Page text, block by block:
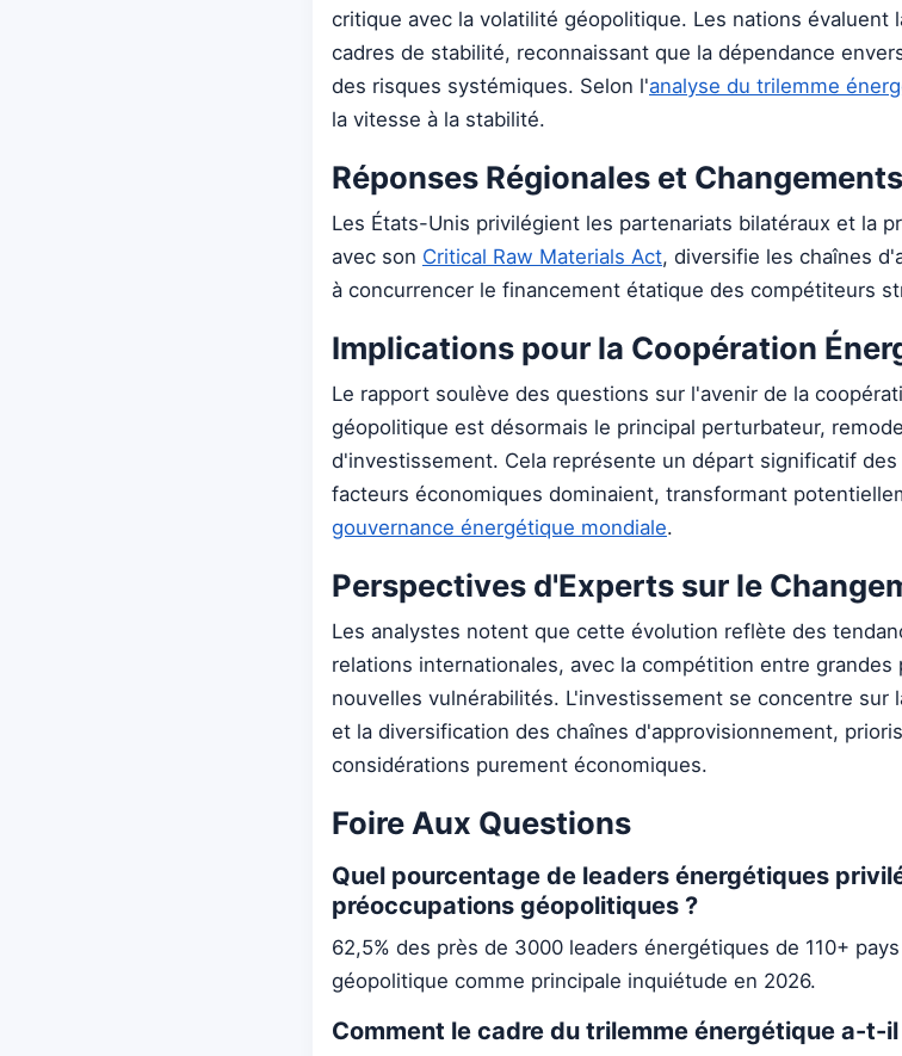
critique avec la volatilité géopolitique. Les nations évaluent
cadres de stabilité, reconnaissant que la dépendance
des risques systémiques. Selon l'analyse du trilemme
la vitesse à la stabilité.
Réponses Régionales et
Les États-Unis privilégient les partenariats bilatéraux et la
avec son Critical Raw Materials Act, diversifie les chaînes
à concurrencer le financement étatique des compétiteurs
Implications pour la Coopération
Le rapport soulève des questions sur l'avenir de la
géopolitique est désormais le principal perturbateur,
d'investissement. Cela représente un départ significatif
facteurs économiques dominaient, transformant
gouvernance énergétique mondiale.
Perspectives d'Experts sur le
Les analystes notent que cette évolution reflète des
relations internationales, avec la compétition entre grandes
nouvelles vulnérabilités. L'investissement se concentre sur
et la diversification des chaînes d'approvisionnement,
considérations purement économiques.
Foire Aux Questions
Quel pourcentage de leaders énergétiques
préoccupations géopolitiques ?
62,5% des près de 3000 leaders énergétiques de 110+
géopolitique comme principale inquiétude en 2026.
Comment le cadre du trilemme énergétique a-t-